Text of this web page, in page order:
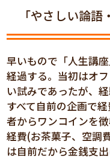
「やさしい論
早いもので「人生講
経過する。当初はオ
い試みであったが、
すべて自前の企画で
者からワンコインを
経費(お茶菓子、空調
は自前だから金銭支出